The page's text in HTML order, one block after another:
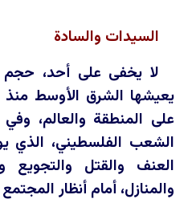
السيدات والسادة
لا يخفى على أحد، حجم
يعيشها الشرق الأوسط منذ
على المنطقة والعالم، وفي
الشعب الفلسطيني، الذي
العنف والقتل والتجويع
والمنازل، أمام أنظار